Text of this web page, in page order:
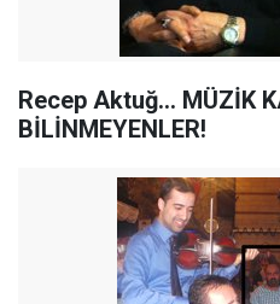
Recep Aktuğ... MÜZİK
BİLİNMEYENLER!